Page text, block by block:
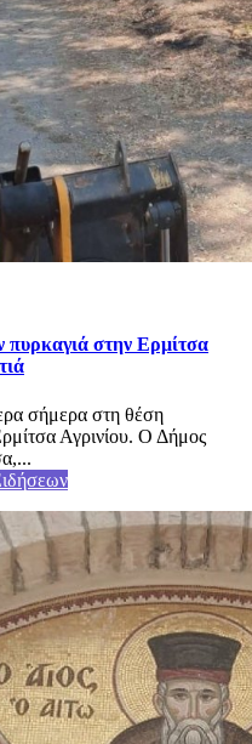
πυρκαγιά στην Ερμίτσα
σήμερα στη θέση
Αγρινίου. Ο Δήμος